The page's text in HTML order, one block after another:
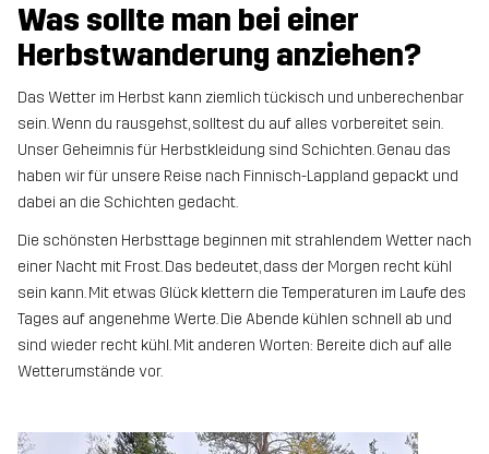
Was sollte man bei einer
Herbstwanderung anziehen?
Das Wetter im Herbst kann ziemlich tückisch und unberechenbar
sein. Wenn du rausgehst, solltest du auf alles vorbereitet sein.
Unser Geheimnis für Herbstkleidung sind Schichten. Genau das
haben wir für unsere Reise nach Finnisch-Lappland gepackt und
dabei an die Schichten gedacht.
Die schönsten Herbsttage beginnen mit strahlendem Wetter nach
einer Nacht mit Frost. Das bedeutet, dass der Morgen recht kühl
sein kann. Mit etwas Glück klettern die Temperaturen im Laufe des
Tages auf angenehme Werte. Die Abende kühlen schnell ab und
sind wieder recht kühl. Mit anderen Worten: Bereite dich auf alle
Wetterumstände vor.